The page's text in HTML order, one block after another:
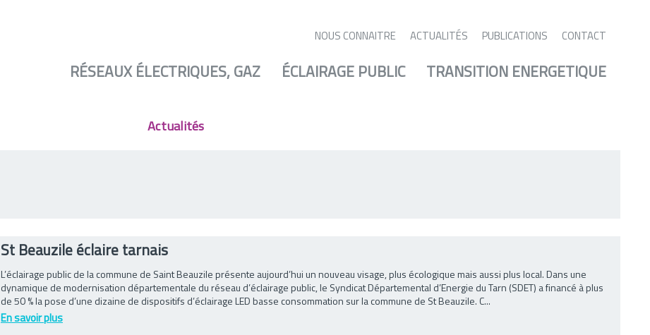
NOUS CONNAITRE ACTUALITÉS PUBLICATIONS CONTACT
RÉSEAUX ÉLECTRIQUES, GAZ ÉCLAIRAGE PUBLIC TRANSITION ENERGETIQUE
Actualités
St Beauzile éclaire tarnais
L’éclairage public de la commune de Saint Beauzile présente aujourd’hui un nouveau visage, plus écologique mais aussi plus local. Dans une
dynamique de modernisation départementale du réseau d’éclairage public, le Syndicat Départemental d’Energie du Tarn (SDET) a financé à plus
de 50 % la pose d’une dizaine de dispositifs d’éclairage LED basse consommation sur la commune de St Beauzile. C...
En savoir plus